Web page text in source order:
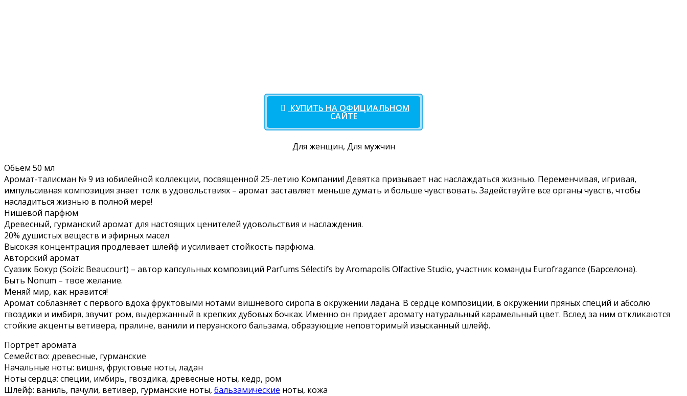
КУПИТЬ НА ОФИЦИАЛЬНОМ
САЙТЕ
Для женщин, Для мужчин
Обьем 50 мл
Аромат-талисман № 9 из юбилейной коллекции, посвященной 25-летию Компании! Девятка призывает нас наслаждаться жизнью. Переменчивая, игривая,
импульсивная композиция знает толк в удовольствиях – аромат заставляет меньше думать и больше чувствовать. Задействуйте все органы чувств, чтобы
насладиться жизнью в полной мере!
Нишевой парфюм
Древесный, гурманский аромат для настоящих ценителей удовольствия и наслаждения.
20% душистых веществ и эфирных масел
Высокая концентрация продлевает шлейф и усиливает стойкость парфюма.
Авторский аромат
Суазик Бокур (Soizic Beaucourt) – автор капсульных композиций Parfums Sélectifs by Aromapolis Olfactive Studio, участник команды Eurofragance (Барселона).
Быть Nonum – твое желание.
Меняй мир, как нравится!
Аромат соблазняет с первого вдоха фруктовыми нотами вишневого сиропа в окружении ладана. В сердце композиции, в окружении пряных специй и абсолю
гвоздики и имбиря, звучит ром, выдержанный в крепких дубовых бочках. Именно он придает аромату натуральный карамельный цвет. Вслед за ним откликаются
стойкие акценты ветивера, пралине, ванили и перуанского бальзама, образующие неповторимый изысканный шлейф.
Портрет аромата
Семейство: древесные, гурманские
Начальные ноты: вишня, фруктовые ноты, ладан
Ноты сердца: специи, имбирь, гвоздика, древесные ноты, кедр, ром
Шлейф: ваниль, пачули, ветивер, гурманские ноты, бальзамические ноты, кожа